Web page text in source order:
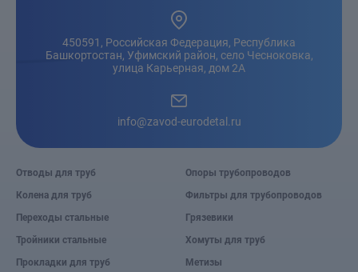
450591, Российская Федерация, Республика
Башкортостан, Уфимский район, село Чесноковка,
улица Карьерная, дом 2А
info@zavod-eurodetal.ru
Отводы для труб
Колена для труб
Переходы стальные
Тройники стальные
Прокладки для труб
Опоры трубопроводов
Фильтры для трубопроводов
Грязевики
Хомуты для труб
Метизы